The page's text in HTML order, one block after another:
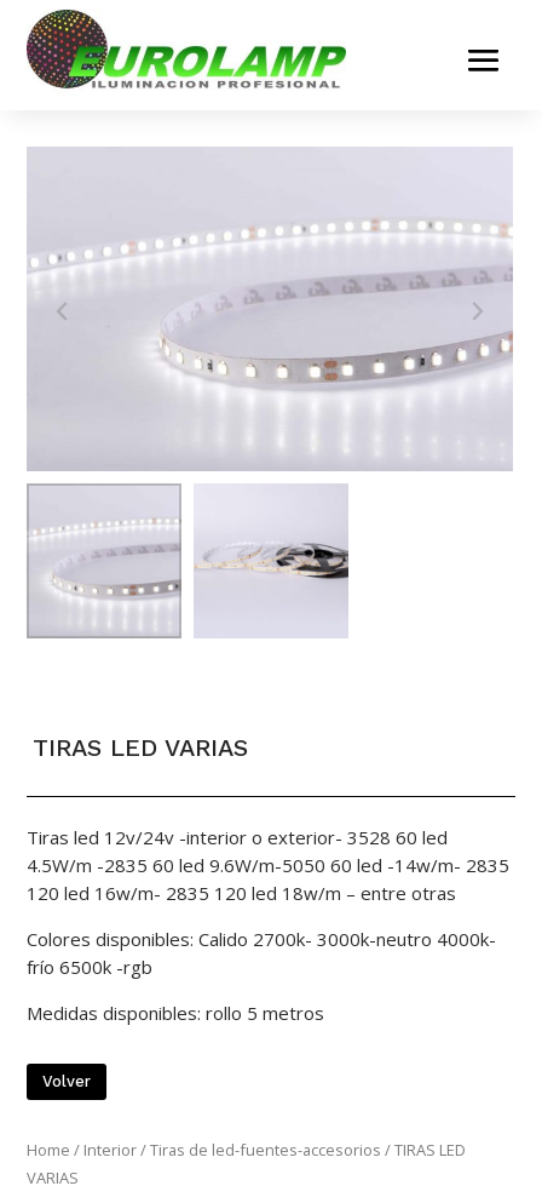
TIRAS LED VARIAS
Tiras led 12v/24v -interior o exterior- 3528 60 led
4.5W/m -2835 60 led 9.6W/m-5050 60 led -14w/m- 2835
120 led 16w/m- 2835 120 led 18w/m – entre otras
Colores disponibles: Calido 2700k- 3000k-neutro 4000k-
frío 6500k -rgb
Medidas disponibles: rollo 5 metros
Volver
Home / Interior/Tiras de led-fuentes-accesorios / TIRAS LED
VARIAS